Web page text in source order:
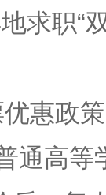
求职“
惠政
通高